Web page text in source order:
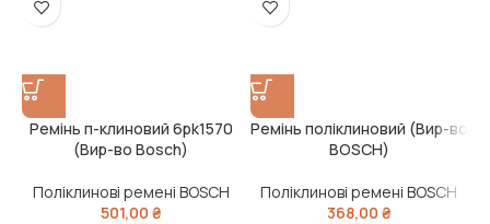
Ремінь п-клиновий 6pk1570
(Вир-во Bosch)
Поліклинові ремені BOSCH
501,00 ₴
Ремінь поліклиновий (Вир-во
BOSCH)
Поліклинові ремені BOSCH
368,00 ₴